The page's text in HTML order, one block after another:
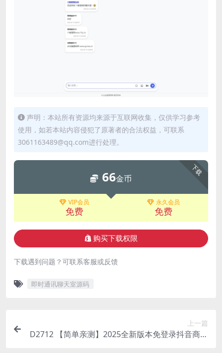
声明：本站所有资源均来源于互联网收集，仅供学习参考
使用，如若本站内容侵犯了原著者的合法权益，可联系
3061163489@qq.com进行处理。
下载
66金币
VIP会员
免费
永久会员
免费
购买下载权限
下载遇到问题？可联系客服或反馈
即时通讯聊天室源码
上一篇
D2712 【简单亲测】2025全新版本免登录抖音商城